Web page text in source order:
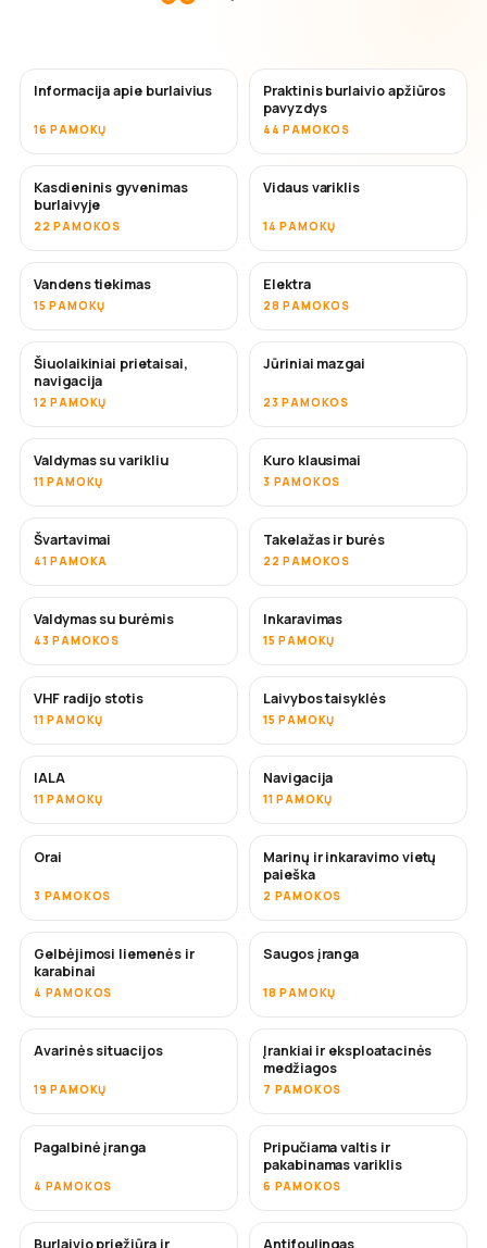
Informacija apie burlaivius
16 PAMOKŲ
Praktinis burlaivio apžiūros
pavyzdys
44 PAMOKOS
Kasdieninis gyvenimas
burlaivyje
22 PAMOKOS
Vidaus variklis
14 PAMOKŲ
Vandens tiekimas
15 PAMOKŲ
Elektra
28 PAMOKOS
Šiuolaikiniai prietaisai,
navigacija
12 PAMOKŲ
Jūriniai mazgai
23 PAMOKOS
Valdymas su varikliu
11 PAMOKŲ
Kuro klausimai
3 PAMOKOS
Švartavimai
41 PAMOKA
Takelažas ir burės
22 PAMOKOS
Valdymas su burėmis
43 PAMOKOS
Inkaravimas
15 PAMOKŲ
VHF radijo stotis
11 PAMOKŲ
Laivybos taisyklės
15 PAMOKŲ
IALA
11 PAMOKŲ
Navigacija
11 PAMOKŲ
Orai
3 PAMOKOS
Marinų ir inkaravimo vietų
paieška
2 PAMOKOS
Gelbėjimosi liemenės ir
karabinai
4 PAMOKOS
Saugos įranga
18 PAMOKŲ
Avarinės situacijos
19 PAMOKŲ
Įrankiai ir eksploatacinės
medžiagos
7 PAMOKOS
Pagalbinė įranga
4 PAMOKOS
Pripučiama valtis ir
pakabinamas variklis
6 PAMOKOS
Burlaivio priežiūra ir
NETRUKUS
Antifoulingas